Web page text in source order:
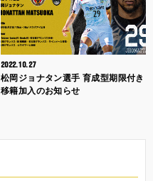
2022.10.27
松岡ジョナタン選手 育成型期限付き
移籍加入のお知らせ